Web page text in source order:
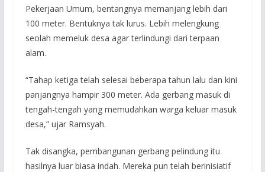
Pekerjaan Umum, bentangnya memanjang lebih dari
100 meter. Bentuknya tak lurus. Lebih melengkung
seolah memeluk desa agar terlindungi dari terpaan
alam.
“Tahap ketiga telah selesai beberapa tahun lalu dan kini
panjangnya hampir 300 meter. Ada gerbang masuk di
tengah-tengah yang memudahkan warga keluar masuk
desa,” ujar Ramsyah.
Tak disangka, pembangunan gerbang pelindung itu
hasilnya luar biasa indah. Mereka pun telah berinisiatif